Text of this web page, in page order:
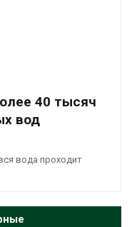
40 тысяч
вод
вода проходит